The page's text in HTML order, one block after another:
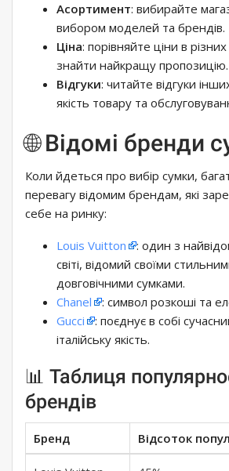
Асортимент: вибирайте
вибором моделей та брендів.
Ціна: порівняйте ціни в
знайти найкращу пропозицію.
Відгуки: читайте відгуки
якість товару та
🌐 Відомі бренди
Коли йдеться про вибір сумки,
перевагу відомим брендам, які
себе на ринку:
Louis Vuitton
: один з
світі, відомий своїми
довговічними сумками.
Chanel
: символ розкоші та
Gucci
: поєднує в собі
італійську якість.
📊 Таблиця
брендів
Бренд Відсоток